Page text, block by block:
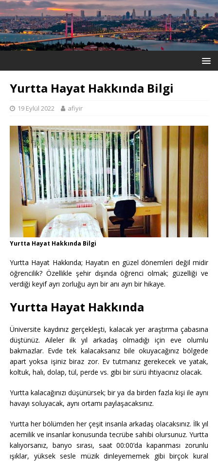
Yurtta Hayat Hakkında Bilgi
19 Eylül 2022 afiyir
Yurtta Hayat Hakkında Bilgi
Yurtta Hayat Hakkında; Hayatın en güzel dönemleri değil midir
öğrencilik? Özellikle şehir dışında öğrenci olmak; güzelliği ve
verdiği keyif ayrı zorluğu ayrı bir anı ayrı bir hikaye.
Yurtta Hayat Hakkında
Üniversite kaydınız gerçekleşti, kalacak yer araştırma çabasına
düştünüz. Aileler ilk yıl arkadaş olmadığı için eve olumlu
bakmazlar. Evde tek kalacaksanız bile okuyacağınız bölgede
apart yoksa işiniz biraz zor. Ev tutmanız gerekecek ve yatak,
koltuk, halı, dolap, tül, perde vs. gibi bir sürü ihtiyacınız olacak.
Yurtta kalacağınızı düşünürsek; bir ya da birden fazla kişi ile aynı
havayı soluyacak, aynı ortamı paylaşacaksınız.
Yurtta her bölümden her çeşit insanla arkadaş olacaksınız. İlk yıl
acemilik ve insanlar konusunda tecrübe sahibi olursunuz. Yurtta
kalıyorsanız, banyo sırası, saat 00:00’da kapanması zorunlu
ışıklar, yüksek sesle müzik dinleyememek gibi birçok kural